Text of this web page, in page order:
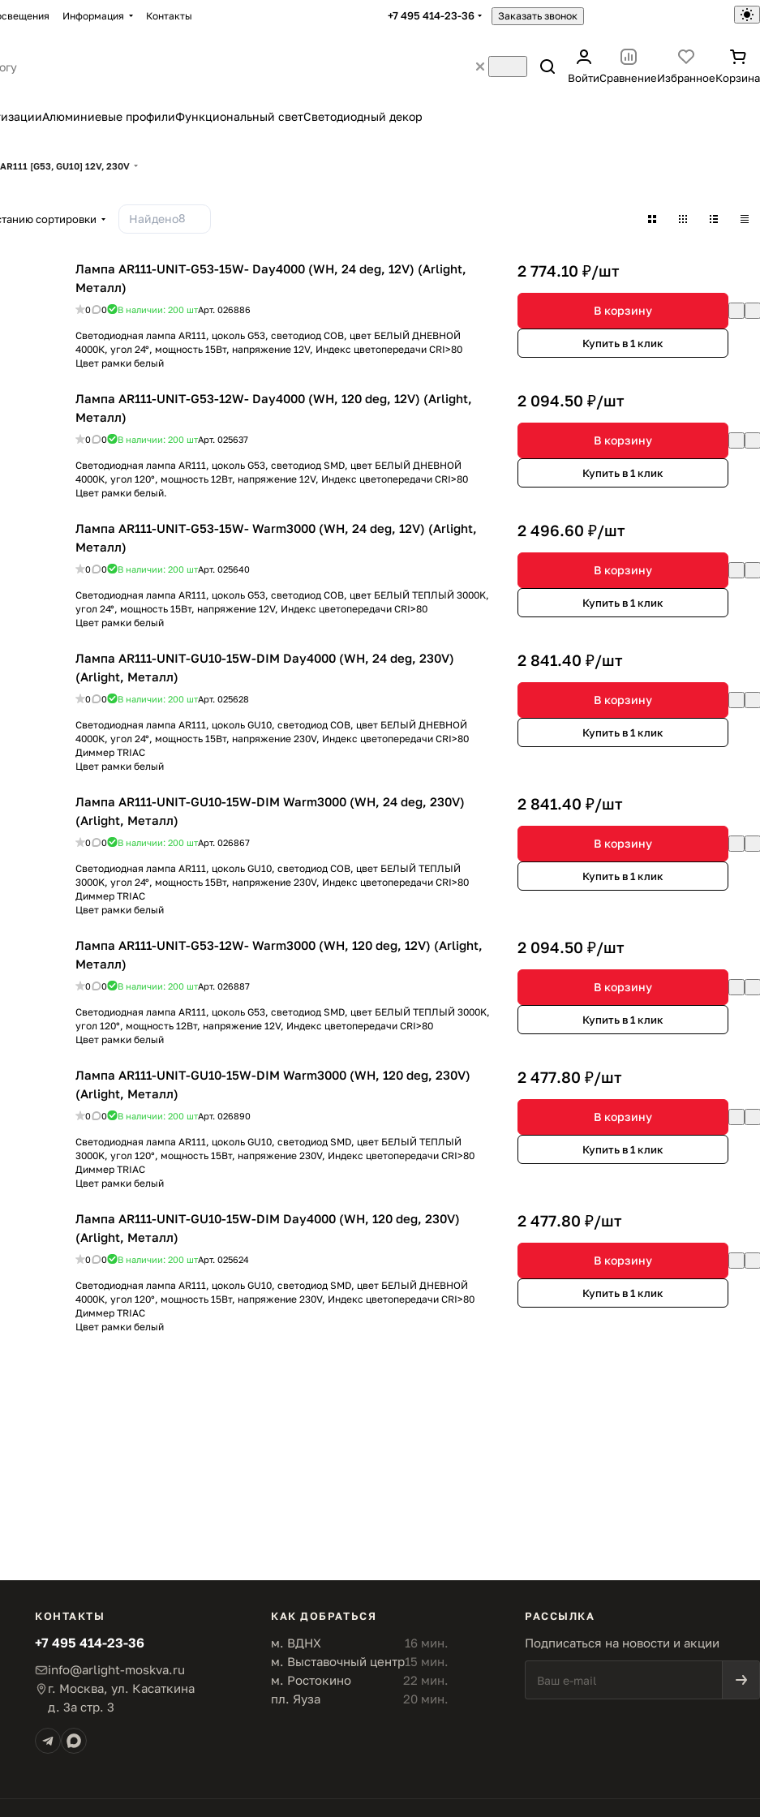
Информация Контакты +7 495 414-23-36 Заказать звонок
ВойтиСравнениеИзбранноеКорзина
Алюминиевые профилиФункциональный светСветодиодный декор
AR111 [G53, GU10] 12V, 230V
сортировки Найдено8
Лампа AR111-UNIT-G53-15W- Day4000 (WH, 24 deg, 12V) (Arlight,
Металл)
0 0 В наличии: 200 штАрт. 026886
Светодиодная лампа AR111, цоколь G53, светодиод COB, цвет БЕЛЫЙ ДНЕВНОЙ
4000К, угол 24°, мощность 15Вт, напряжение 12V, Индекс цветопередачи CRI>80
Цвет рамки белый
2 774.10 ₽/шт
В корзину
Купить в 1 клик
Лампа AR111-UNIT-G53-12W- Day4000 (WH, 120 deg, 12V) (Arlight,
Металл)
0 0 В наличии: 200 штАрт. 025637
Светодиодная лампа AR111, цоколь G53, светодиод SMD, цвет БЕЛЫЙ ДНЕВНОЙ
4000К, угол 120°, мощность 12Вт, напряжение 12V, Индекс цветопередачи CRI>80
Цвет рамки белый.
2 094.50 ₽/шт
В корзину
Купить в 1 клик
Лампа AR111-UNIT-G53-15W- Warm3000 (WH, 24 deg, 12V) (Arlight,
Металл)
0 0 В наличии: 200 штАрт. 025640
Светодиодная лампа AR111, цоколь G53, светодиод COB, цвет БЕЛЫЙ ТЕПЛЫЙ 3000K,
угол 24°, мощность 15Вт, напряжение 12V, Индекс цветопередачи CRI>80
Цвет рамки белый
2 496.60 ₽/шт
В корзину
Купить в 1 клик
Лампа AR111-UNIT-GU10-15W-DIM Day4000 (WH, 24 deg, 230V)
(Arlight, Металл)
0 0 В наличии: 200 штАрт. 025628
Светодиодная лампа AR111, цоколь GU10, светодиод COB, цвет БЕЛЫЙ ДНЕВНОЙ
4000К, угол 24°, мощность 15Вт, напряжение 230V, Индекс цветопередачи CRI>80
Диммер TRIAC
Цвет рамки белый
2 841.40 ₽/шт
В корзину
Купить в 1 клик
Лампа AR111-UNIT-GU10-15W-DIM Warm3000 (WH, 24 deg, 230V)
(Arlight, Металл)
0 0 В наличии: 200 штАрт. 026867
Светодиодная лампа AR111, цоколь GU10, светодиод COB, цвет БЕЛЫЙ ТЕПЛЫЙ
3000K, угол 24°, мощность 15Вт, напряжение 230V, Индекс цветопередачи CRI>80
Диммер TRIAC
Цвет рамки белый
2 841.40 ₽/шт
В корзину
Купить в 1 клик
Лампа AR111-UNIT-G53-12W- Warm3000 (WH, 120 deg, 12V) (Arlight,
Металл)
0 0 В наличии: 200 штАрт. 026887
Светодиодная лампа AR111, цоколь G53, светодиод SMD, цвет БЕЛЫЙ ТЕПЛЫЙ 3000K,
угол 120°, мощность 12Вт, напряжение 12V, Индекс цветопередачи CRI>80
Цвет рамки белый
2 094.50 ₽/шт
В корзину
Купить в 1 клик
Лампа AR111-UNIT-GU10-15W-DIM Warm3000 (WH, 120 deg, 230V)
(Arlight, Металл)
0 0 В наличии: 200 штАрт. 026890
Светодиодная лампа AR111, цоколь GU10, светодиод SMD, цвет БЕЛЫЙ ТЕПЛЫЙ
3000K, угол 120°, мощность 15Вт, напряжение 230V, Индекс цветопередачи CRI>80
Диммер TRIAC
Цвет рамки белый
2 477.80 ₽/шт
В корзину
Купить в 1 клик
Лампа AR111-UNIT-GU10-15W-DIM Day4000 (WH, 120 deg, 230V)
(Arlight, Металл)
0 0 В наличии: 200 штАрт. 025624
Светодиодная лампа AR111, цоколь GU10, светодиод SMD, цвет БЕЛЫЙ ДНЕВНОЙ
4000К, угол 120°, мощность 15Вт, напряжение 230V, Индекс цветопередачи CRI>80
Диммер TRIAC
Цвет рамки белый
2 477.80 ₽/шт
В корзину
Купить в 1 клик
КОНТАКТЫ
+7 495 414-23-36
info@arlight-moskva.ru
г. Москва, ул. Касаткина
д. 3а стр. 3
КАК ДОБРАТЬСЯ
м. ВДНХ
16 мин.
м. Выставочный центр15 мин.
м. Ростокино
22 мин.
пл. Яуза
20 мин.
РАССЫЛКА
Подписаться на новости и акции